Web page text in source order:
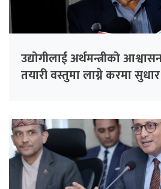
उद्योगीलाई अर्थमन्त्रीको
तयारी वस्तुमा लाग्ने करमा सुधार